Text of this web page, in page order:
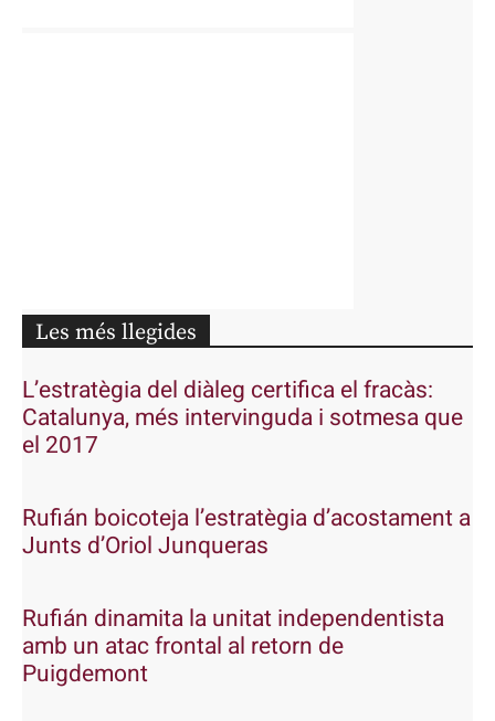
Les més llegides
L’estratègia del diàleg certifica el fracàs:
Catalunya, més intervinguda i sotmesa que
el 2017
Rufián boicoteja l’estratègia d’acostament a
Junts d’Oriol Junqueras
Rufián dinamita la unitat independentista
amb un atac frontal al retorn de
Puigdemont